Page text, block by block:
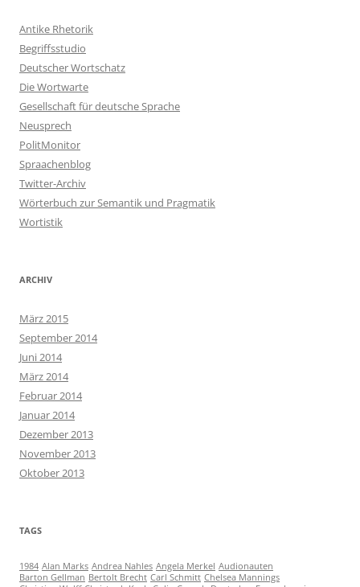
Antike Rhetorik
Begriffsstudio
Deutscher Wortschatz
Die Wortwarte
Gesellschaft für deutsche Sprache
Neusprech
PolitMonitor
Spraachenblog
Twitter-Archiv
Wörterbuch zur Semantik und Pragmatik
Wortistik
ARCHIV
März 2015
September 2014
Juni 2014
März 2014
Februar 2014
Januar 2014
Dezember 2013
November 2013
Oktober 2013
TAGS
1984 Alan Marks Andrea Nahles Angela Merkel Audionauten
Barton Gellman Bertolt Brecht Carl Schmitt Chelsea Mannings